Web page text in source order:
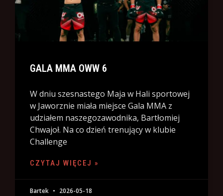
GALA MMA OWW 6
W dniu szesnastego Maja w Hali sportowej
w Jaworznie miała miejsce Gala MMA z
udziałem naszegozawodnika, Bartłomiej
Chwajoł. Na co dzień trenujący w klubie
Challenge
CZYTAJ WIĘCEJ »
Bartek 2026-05-18